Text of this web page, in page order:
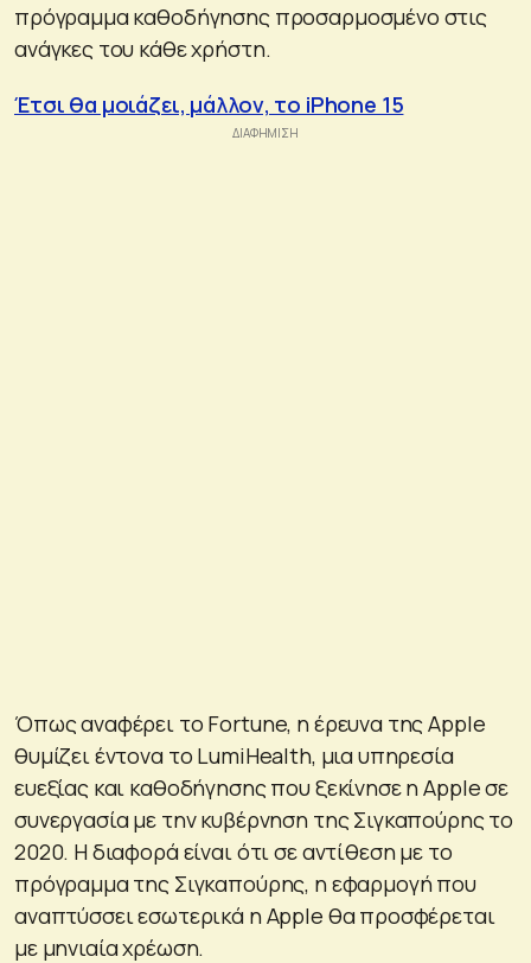
πρόγραμμα καθοδήγησης προσαρμοσμένο στις
ανάγκες του κάθε χρήστη.
Έτσι θα μοιάζει, μάλλον, το iPhone 15
Όπως αναφέρει το Fortune, η έρευνα της Apple
θυμίζει έντονα το LumiHealth, μια υπηρεσία
ευεξίας και καθοδήγησης που ξεκίνησε η Apple σε
συνεργασία με την κυβέρνηση της Σιγκαπούρης το
2020. Η διαφορά είναι ότι σε αντίθεση με το
πρόγραμμα της Σιγκαπούρης, η εφαρμογή που
αναπτύσσει εσωτερικά η Apple θα προσφέρεται
με μηνιαία χρέωση.